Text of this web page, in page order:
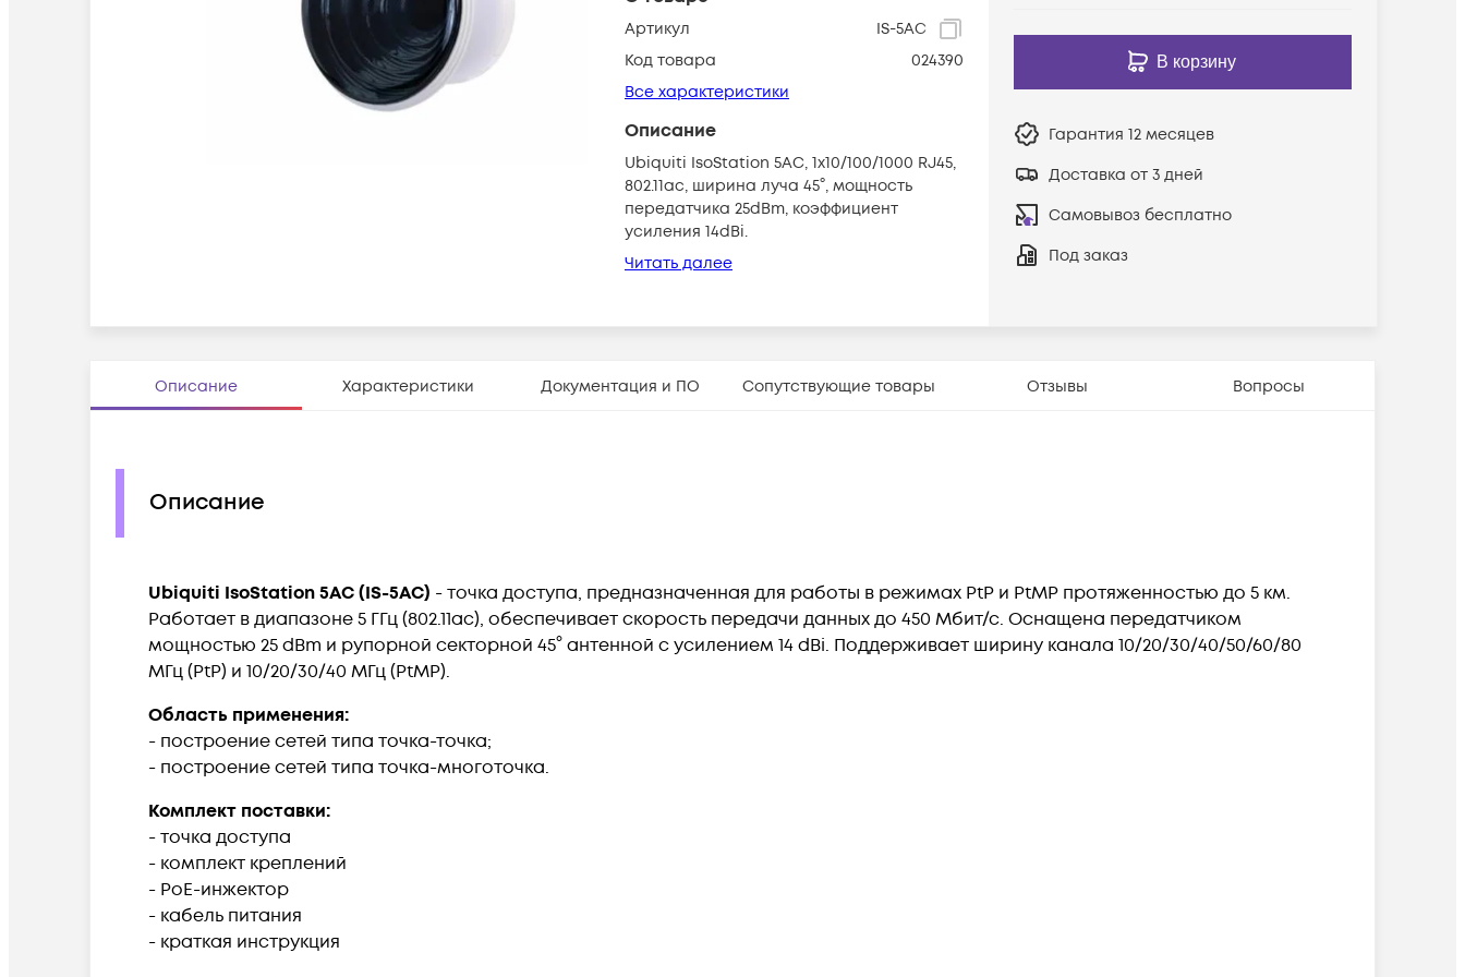
Артикул
IS-5AC
Код товара
024390
Все характеристики
Описание
Ubiquiti IsoStation 5AC, 1x10/100/1000 RJ45,
802.11ac, ширина луча 45°, мощность
передатчика 25dBm, коэффициент
усиления 14dBi.
Читать далее
В корзину
Гарантия 12 месяцев
Доставка от 3 дней
Самовывоз бесплатно
Под заказ
Описание Характеристики Документация и ПО Сопутствующие товары Отзывы Вопросы
Описание
Ubiquiti IsoStation 5AC (IS-5AC) - точка доступа, предназначенная для работы в режимах PtP и PtMP протяженностью до 5 км.
Работает в диапазоне 5 ГГц (802.11ac), обеспечивает скорость передачи данных до 450 Мбит/с. Оснащена передатчиком
мощностью 25 dBm и рупорной секторной 45° антенной с усилением 14 dBi. Поддерживает ширину канала 10/20/30/40/50/60/80
МГц (PtP) и 10/20/30/40 МГц (PtMP).
Область применения:
- построение сетей типа точка-точка;
- построение сетей типа точка-многоточка.
Комплект поставки:
- точка доступа
- комплект креплений
- PoE-инжектор
- кабель питания
- краткая инструкция